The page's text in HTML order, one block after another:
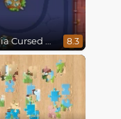
Totemia Cursed Marbles 8.3